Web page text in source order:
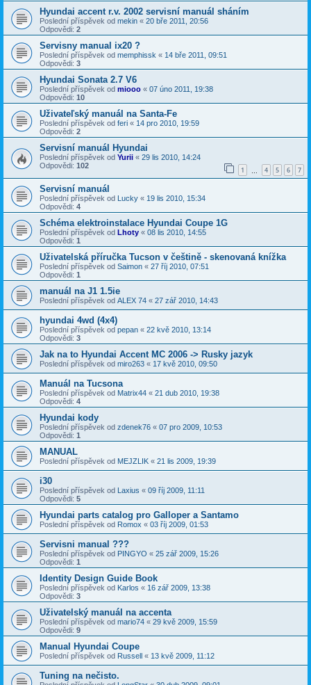
Hyundai accent r.v. 2002 servisní manuál sháním
Poslední příspěvek od mekin « 20 bře 2011, 20:56
Odpovědi: 2
Servisny manual ix20 ?
Poslední příspěvek od memphissk « 14 bře 2011, 09:51
Odpovědi: 3
Hyundai Sonata 2.7 V6
Poslední příspěvek od miooo « 07 úno 2011, 19:38
Odpovědi: 10
Uživateľský manuál na Santa-Fe
Poslední příspěvek od feri « 14 pro 2010, 19:59
Odpovědi: 2
Servisní manuál Hyundai
Poslední příspěvek od Yurii « 29 lis 2010, 14:24
Odpovědi: 102 1 4 5 6 7
Servisní manuál
Poslední příspěvek od Lucky « 19 lis 2010, 15:34
Odpovědi: 4
Schéma elektroinstalace Hyundai Coupe 1G
Poslední příspěvek od Lhoty « 08 lis 2010, 14:55
Odpovědi: 1
Uživatelská příručka Tucson v češtině - skenovaná knížka
Poslední příspěvek od Saimon « 27 říj 2010, 07:51
Odpovědi: 1
manuál na J1 1.5ie
Poslední příspěvek od ALEX 74 « 27 zář 2010, 14:43
hyundai 4wd (4x4)
Poslední příspěvek od pepan « 22 kvě 2010, 13:14
Odpovědi: 3
Jak na to Hyundai Accent MC 2006 -> Rusky jazyk
Poslední příspěvek od miro263 « 17 kvě 2010, 09:50
Manuál na Tucsona
Poslední příspěvek od Matrix44 « 21 dub 2010, 19:38
Odpovědi: 4
Hyundai kody
Poslední příspěvek od zdenek76 « 07 pro 2009, 10:53
Odpovědi: 1
MANUAL
Poslední příspěvek od MEJZLIK « 21 lis 2009, 19:39
i30
Poslední příspěvek od Laxius « 09 říj 2009, 11:11
Odpovědi: 5
Hyundai parts catalog pro Galloper a Santamo
Poslední příspěvek od Romox « 03 říj 2009, 01:53
Servisni manual ???
Poslední příspěvek od PINGYO « 25 zář 2009, 15:26
Odpovědi: 1
Identity Design Guide Book
Poslední příspěvek od Karlos « 16 zář 2009, 13:38
Odpovědi: 3
Uživatelský manuál na accenta
Poslední příspěvek od mario74 « 29 kvě 2009, 15:59
Odpovědi: 9
Manual Hyundai Coupe
Poslední příspěvek od Russell « 13 kvě 2009, 11:12
Tuning na nečisto.